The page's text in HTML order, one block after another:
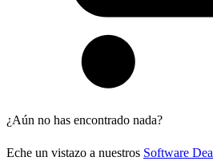
¿Aún no has encontrado nada?
Eche un vistazo a nuestros Software